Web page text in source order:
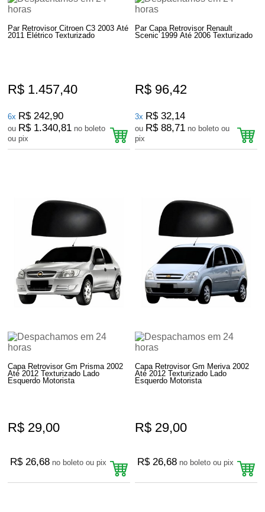
Par Retrovisor Citroen C3 2003 Até
2011 Elétrico Texturizado
R$ 1.457,40
6x R$ 242,90
ou R$ 1.340,81 no boleto
ou pix
Par Capa Retrovisor Renault
Scenic 1999 Até 2006 Texturizado
R$ 96,42
3x R$ 32,14
ou R$ 88,71 no boleto ou
pix
Capa Retrovisor Gm Prisma 2002
Até 2012 Texturizado Lado
Esquerdo Motorista
R$ 29,00
R$ 26,68 no boleto ou pix
Capa Retrovisor Gm Meriva 2002
Até 2012 Texturizado Lado
Esquerdo Motorista
R$ 29,00
R$ 26,68 no boleto ou pix